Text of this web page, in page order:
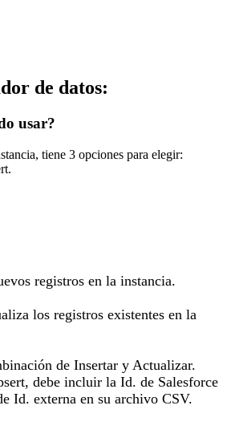
de datos:
usar?
tiene 3 opciones para elegir:
registros en la instancia.
los registros existentes en la
de Insertar y Actualizar.
debe incluir la Id. de Salesforce
Id. externa en su archivo CSV.